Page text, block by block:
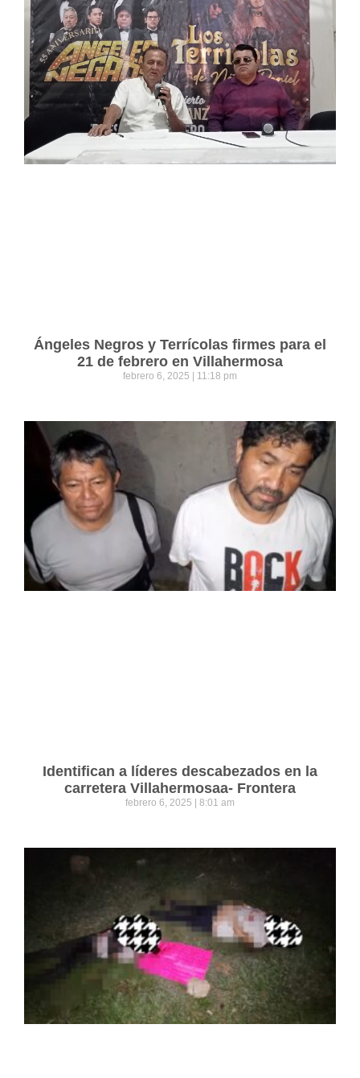
Ángeles Negros y Terrícolas firmes para el
21 de febrero en Villahermosa
febrero 6, 2025 11:18 pm
Identifican a líderes descabezados en la
carretera Villahermosaa- Frontera
febrero 6, 2025 8:01 am